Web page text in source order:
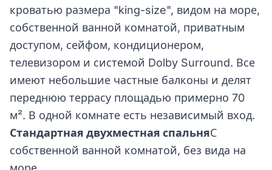
кроватью размера "king-size", видом на море,
собственной ванной комнатой, приватным
доступом, сейфом, кондиционером,
телевизором и системой Dolby Surround. Все
имеют небольшие частные балконы и делят
переднюю террасу площадью примерно 70
м². В одной комнате есть независимый вход.
Стандартная двухместная спальняС
собственной ванной комнатой, без вида на